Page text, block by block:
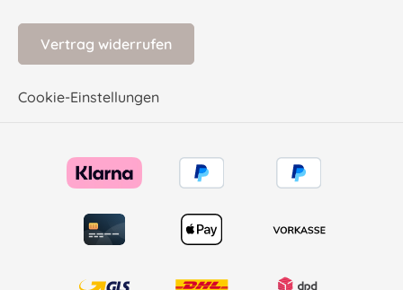
Vertrag widerrufen
Cookie-Einstellungen